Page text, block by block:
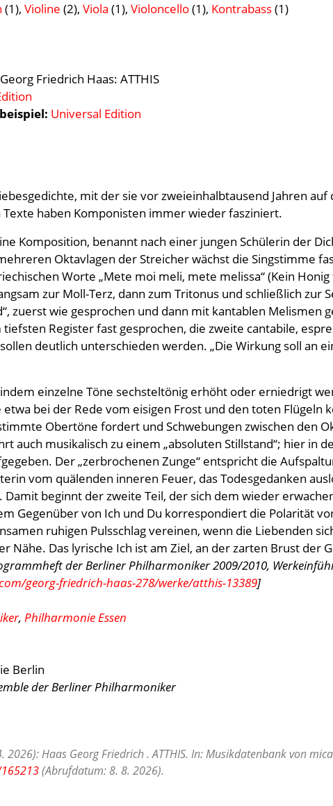
(1), Violine (2), Viola (1), Violoncello(1), Kontrabass(1)
Georg Friedrich Haas: ATTHIS
Universal Edition
mit der sie vor zweieinhalbtausend Jahren
haben Komponisten immer wieder fasziniert.
Komposition, benannt nach einer jungen Schülerin der
Oktavlagen der Streicher wächst die Singstimme
Worte „Mete moi meli, mete melissa“ (Kein
zur Moll-Terz, dann zum Tritonus und schließlich
zuerst wie gesprochen und dann mit kantablen
Register fast gesprochen, die zweite cantabile,
deutlich unterschieden werden. „Die Wirkung soll an
einzelne Töne sechsteltönig erhöht oder erniedrigt
bei der Rede vom eisigen Frost und den toten
Obertöne fordert und Schwebungen zwischen den
auch musikalisch zu einem „absoluten Stillstand“; hier in
Der „zerbrochenen Zunge“ entspricht die
vom quälenden inneren Feuer, das Todesgedanken
Damit beginnt der zweite Teil, der sich dem wieder
Gegenüber von Ich und Du korrespondiert die Polarität
ruhigen Pulsschlag vereinen, wenn die Liebenden
Nähe. Das lyrische Ich ist am Ziel, an der zarten Brust der
der Berliner Philharmoniker 2009/2010,
georg-friedrich-haas-278/werke/atthis-13389]
, Philharmonie Essen
Berlin
der Berliner Philharmoniker
Haas Georg Friedrich . ATTHIS. In: Musikdatenbank von
(Abrufdatum: 8. 8. 2026).